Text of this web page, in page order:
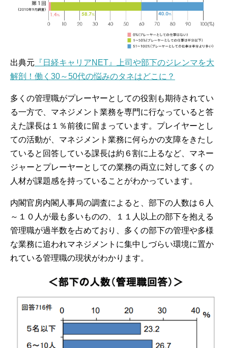
出典元 『日経キャリアNET』上司や部下のジレンマを大
解剖！働く30～50代の悩みのタネはどこに？
多くの管理職がプレーヤーとしての役割も期待されてい
る一方で、マネジメント業務を専門に行なっていると答
えた課長は１％前後に留まっています。プレイヤーとし
ての活動が、マネジメント業務に何らかの支障をきたし
ていると回答している課長は約６割に上るなど、マネー
ジャーとプレーヤーとしての業務の両立に対して多くの
人材が課題感を持っていることがわかっています。
内閣官房内閣人事局の調査によると、部下の人数は６人
～１０人が最も多いものの、１１人以上の部下を抱える
管理職が過半数を占めており、多くの部下の管理や多様
な業務に追われマネジメントに集中しづらい環境に置か
れている管理職の現状がわかります。